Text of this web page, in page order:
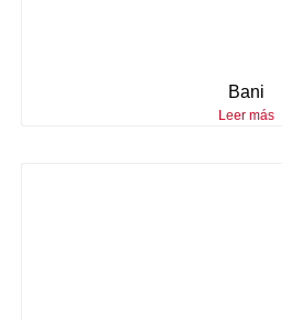
Bani
Leer más